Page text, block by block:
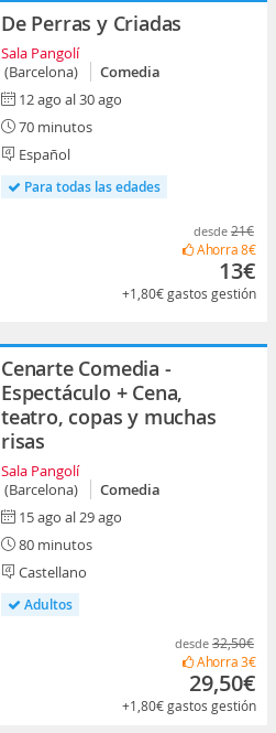
De Perras y Criadas
Sala Pangolí
(Barcelona)
Comedia
12 ago al 30 ago
70 minutos
Español
Para todas las edades
desde 21€
Ahorra8€
13€
+1,80€gastos gestión
Cenarte Comedia -
Espectáculo + Cena,
teatro, copas y muchas
risas
Sala Pangolí
(Barcelona)
Comedia
15 ago al 29 ago
80 minutos
Castellano
Adultos
desde 32,50€
Ahorra3€
29,50€
+1,80€gastos gestión